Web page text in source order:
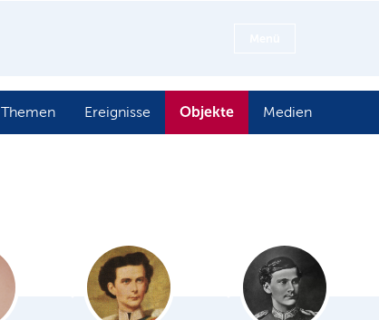
Themen Ereignisse Objekte Medien